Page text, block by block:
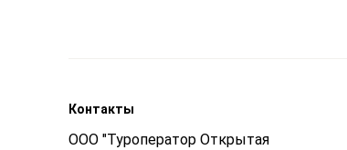
Контакты
ООО "Туроператор Открытая